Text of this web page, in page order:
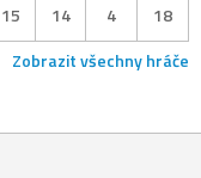
15 14 4
18
Zobrazit všechny hráče